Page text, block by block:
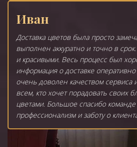
Иван
Доставка цветов была просто
выполнен аккуратно и точно в
и красивыми. Весь процесс был
информация о доставке
очень доволен качеством сервиса
всем, кто хочет порадовать своих
цветами. Большое спасибо команде
профессионализм и заботу о